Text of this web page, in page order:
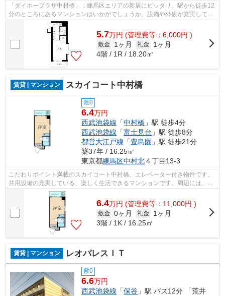
「ダイホープラザ中村橋」：練馬区エリアの新居にピッタリ。駅から徒歩12
分のところにあるマンションはいかがでしょうか。設備や外観が充実してい
るマンションです。お友達を招待する...
5.7万円 (管理費等：6,000円 )
敷金 1ヶ月 礼金
1ヶ月
4階 / 1R / 18.20㎡
賃貸 | マンション スカイコート中村橋
敷0
6.4万円
西武池袋線 「中村橋 」駅 徒歩4分
西武池袋線 「富士見台 」駅 徒歩8分
都営大江戸線 「豊島園 」駅 徒歩21分
築37年 / 16.25㎡
東京都練馬区中村北４丁目13-3
こだわりポイント満載のスカイコート中村橋。エレベーター付き物件です。
共用設備の充実している、楽しく生活できるマンションです。周辺には、徒
歩4分で利用できる駅があります。次の...
6.4万円 (管理費等：11,000円 )
敷金 0ヶ月 礼金
1ヶ月
3階 / 1K / 16.25㎡
賃貸 | マンション レオパレスＩＴ
敷0
6.6万円
西武池袋線 「保谷 」駅 バス12分 「荒井